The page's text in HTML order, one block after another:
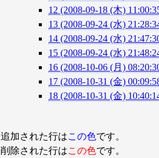
12 (2008-09-18 (木)
13 (2008-09-24 (水)
14 (2008-09-24 (水)
15 (2008-09-24 (水)
16 (2008-10-06 (月)
17 (2008-10-31 (金)
18 (2008-10-31 (金)
追加された行はこの色です。
削除された行はこの色です。